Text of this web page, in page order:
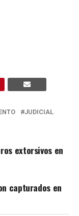
JUDICIAL
extorsivos en
capturados en